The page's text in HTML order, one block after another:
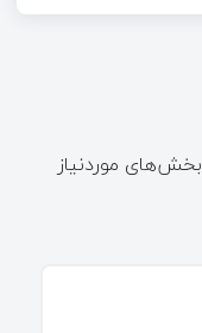
بخش‌های موردنیاز